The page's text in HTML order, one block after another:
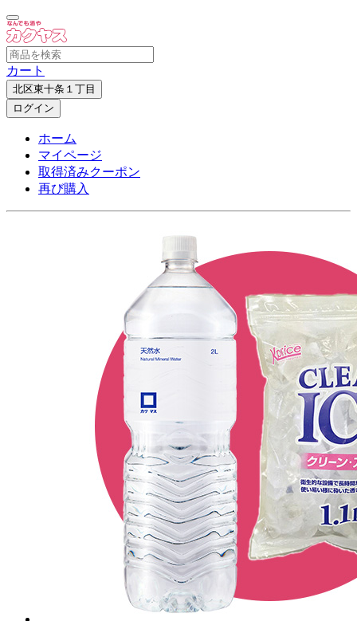
カート
北区東十条１丁目
ログイン
ホーム
マイページ
取得済みクーポン
再び購入